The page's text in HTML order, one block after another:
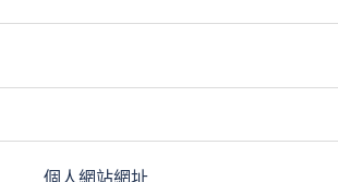
個人網站網址